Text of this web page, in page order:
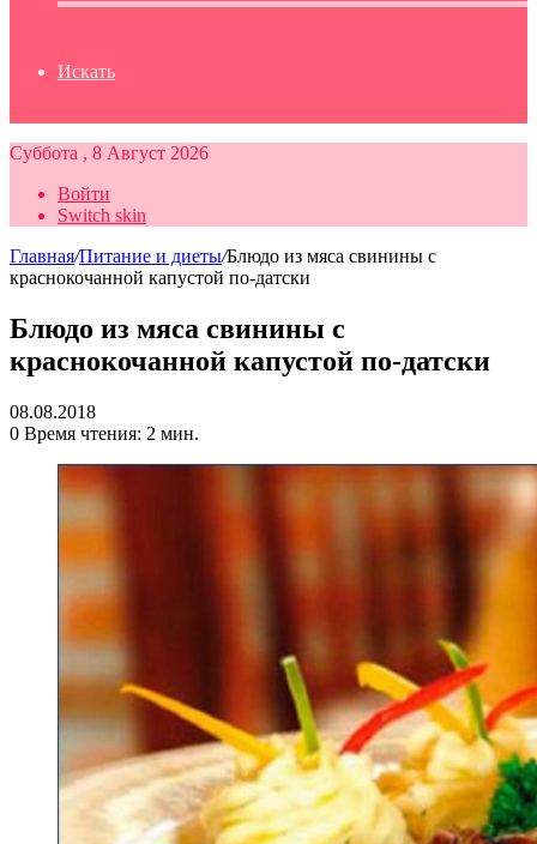
Искать
Суббота , 8 Август 2026
Войти
Switch skin
Главная/Питание и диеты/Блюдо из мяса свинины с
краснокочанной капустой по-датски
Блюдо из мяса свинины с
краснокочанной капустой по-датски
08.08.2018
0 Время чтения: 2 мин.